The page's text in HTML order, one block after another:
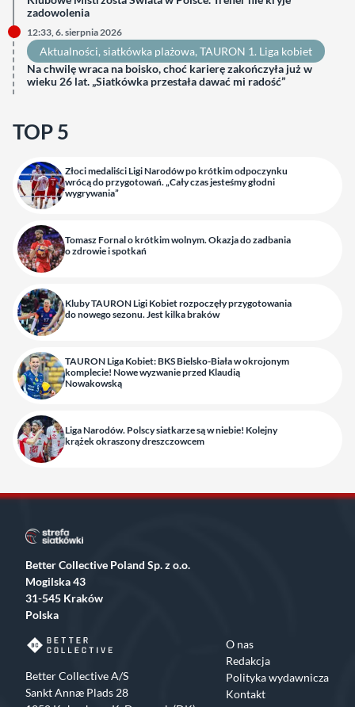
zadowolenia
12:33, 6. sierpnia 2026
Aktualności, siatkówka plażowa, TAURON 1. Liga kobiet
Na chwilę wraca na boisko, choć karierę zakończyła już w
wieku 26 lat. „Siatkówka przestała dawać mi radość”
TOP 5
Złoci medaliści Ligi Narodów po krótkim odpoczynku
wrócą do przygotowań. „Cały czas jesteśmy głodni
wygrywania”
Tomasz Fornal o krótkim wolnym. Okazja do zadbania
o zdrowie i spotkań
Kluby TAURON Ligi Kobiet rozpoczęły przygotowania
do nowego sezonu. Jest kilka braków
TAURON Liga Kobiet: BKS Bielsko-Biała w okrojonym
komplecie! Nowe wyzwanie przed Klaudią
Nowakowską
Liga Narodów. Polscy siatkarze są w niebie! Kolejny
krążek okraszony dreszczowcem
Better Collective Poland Sp. z o.o.
Mogilska 43
31-545 Kraków
Polska
Better Collective A/S
Sankt Annæ Plads 28
O nas
Redakcja
Polityka wydawnicza
Kontakt